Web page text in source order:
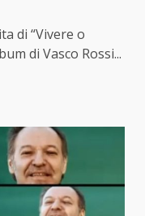
di “Vivere o
di Vasco Rossi...